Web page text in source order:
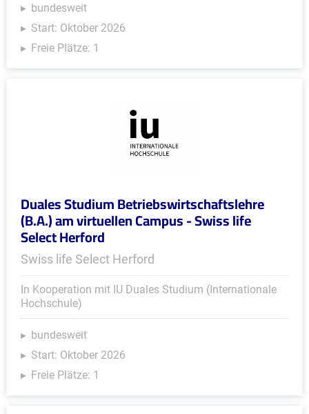
bundesweit
Start: Oktober 2026
Freie Plätze: 1
Duales Studium Betriebswirtschaftslehre
(B.A.) am virtuellen Campus - Swiss life
Select Herford
Swiss life Select Herford
In Kooperation mit IU Duales Studium (Internationale
Hochschule)
bundesweit
Start: Oktober 2026
Freie Plätze: 1